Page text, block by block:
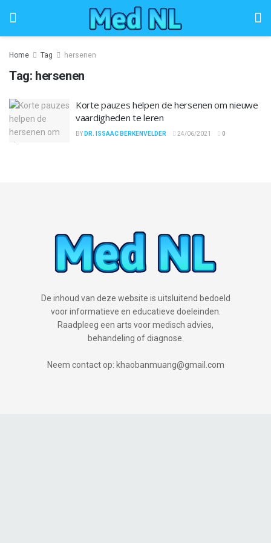
Home Tag hersenen
Tag: hersenen
Korte pauzes helpen de hersenen om nieuwe
vaardigheden te leren
BY DR. ISSAAC BERKENVELDER 24/06/2021 0
De inhoud van deze website is uitsluitend bedoeld
voor informatieve en educatieve doeleinden.
Raadpleeg een arts voor medisch advies,
behandeling of diagnose.
Neem contact op: khaobanmuang@gmail.com